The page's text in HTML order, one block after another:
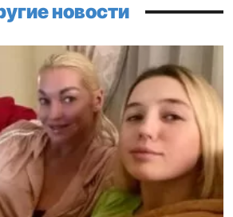
новости